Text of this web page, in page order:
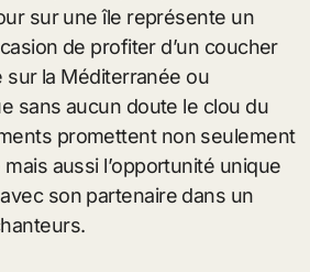
sur une île représente un
de profiter d’un coucher
sur la Méditerranée ou
sans aucun doute le clou du
promettent non seulement
aussi l’opportunité unique
son partenaire dans un